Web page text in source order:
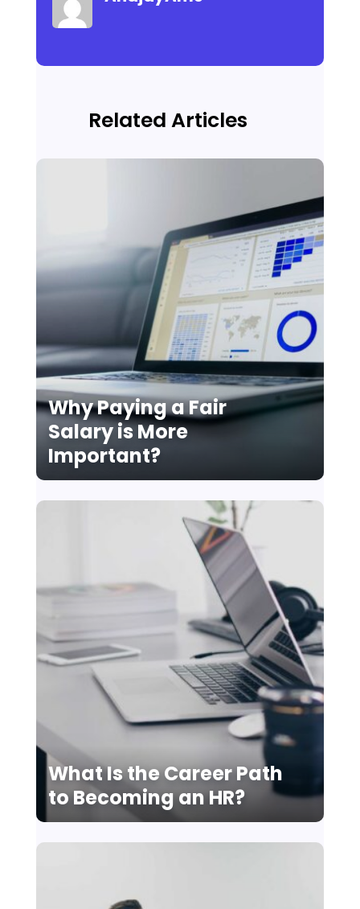
Related Articles
Why Paying a Fair
Salary is More
Important?
What Is the Career Path
to Becoming an HR?